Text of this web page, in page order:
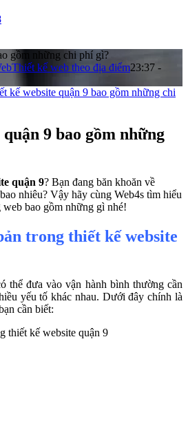
gồm những chi phí gì?
Thiết kế web theo địa điểm23:37 -
kế website quận 9 bao gồm những chi
9 bao gồm những
quận 9? Bạn đang băn khoăn về
nhiêu? Vậy hãy cùng Web4s tìm hiểu
bao gồm những gì nhé!
trong thiết kế website
thể đưa vào vận hành bình thường cần
yếu tố khác nhau. Dưới đây chính là
cần biết: